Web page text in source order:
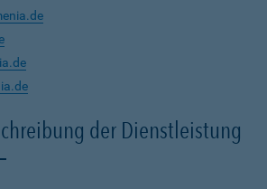
der Dienstleistung